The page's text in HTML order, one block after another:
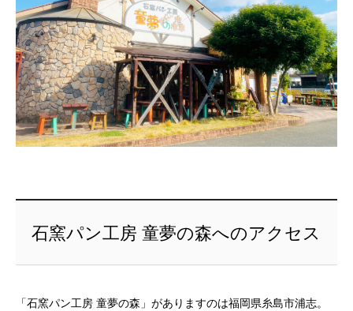
石窯パン工房 童夢の森へのアクセス
「石窯パン工房 童夢の森」がありますのは福岡県糸島市浦志。